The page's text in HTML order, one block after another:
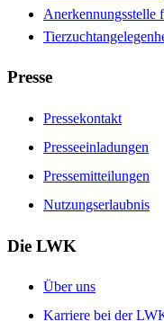
Anerkennungsstelle
Presse
Pressekontakt
Presseeinladungen
Pressemitteilungen
Nutzungserlaubnis
Die LWK
Über uns
Karriere bei der